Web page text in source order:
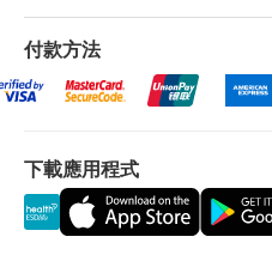
心臟病風險評估
心電圖
電腦掃描 重點項目
低劑量肺部電腦掃描
如受檢者正在服用治療
哮喘等慢性疾病的藥物
量水服藥。
女性體檢 經期 月經期
備孕、懷孕或可能已受
勿做X光、CT等具有放
超檢查。
二、報告領取和講解
體檢報告為簡體中文版
體檢報告會在體檢後
短訊通知客戶，客戶
預留E-mail，瑞慈
客人電郵地址；
預留郵寄地址，瑞
付款方法
下載應用程式